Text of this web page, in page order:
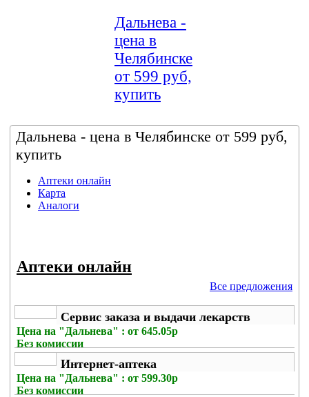
Дальнева -
цена в
Челябинске
от 599 руб,
купить
Дальнева - цена в Челябинске от 599 руб,
купить
Аптеки онлайн
Карта
Аналоги
Аптеки онлайн
Все предложения
Сервис заказа и выдачи лекарств
Цена на "Дальнева" : от 645.05р
Без комиссии
Интернет-аптека
Цена на "Дальнева" : от 599.30р
Без комиссии